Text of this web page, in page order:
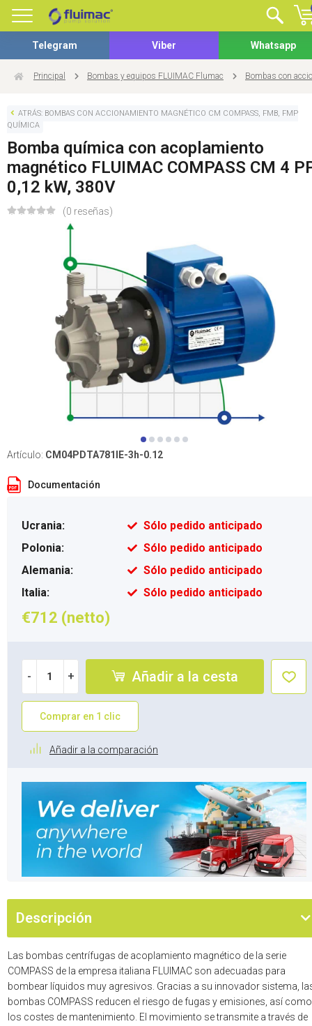
Telegram Viber Whatsapp
Principal Bombas y equipos FLUIMAC Flumac Bombas con
ATRÁS: BOMBAS CON ACCIONAMIENTO MAGNÉTICO CM COMPASS, FMB, FMP
QUÍMICA
Bomba química con acoplamiento
magnético FLUIMAC COMPASS CM 4
0,12 kW, 380V
(0 reseñas)
Artículo: CM04PDTA781IE-3h-0.12
Documentación
Ucrania:
Sólo pedido anticipado
Polonia:
Sólo pedido anticipado
Alemania:
Sólo pedido anticipado
Italia:
Sólo pedido anticipado
€712 (netto)
- + Añadir a la cesta
Comprar en 1 clic
Añadir a la comparación
Descripción
Las bombas centrífugas de acoplamiento magnético de la serie
COMPASS de la empresa italiana FLUIMAC son adecuadas para
bombear líquidos muy agresivos. Gracias a su innovador sistema,
bombas COMPASS reducen el riesgo de fugas y emisiones, así como
los costes de mantenimiento. El movimiento se transmite a través de